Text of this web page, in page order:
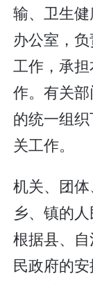
输、卫生
办公室，
工作，承
作。有关
的统一组
关工作。
机关、团
乡、镇的
根据县、
民政府的